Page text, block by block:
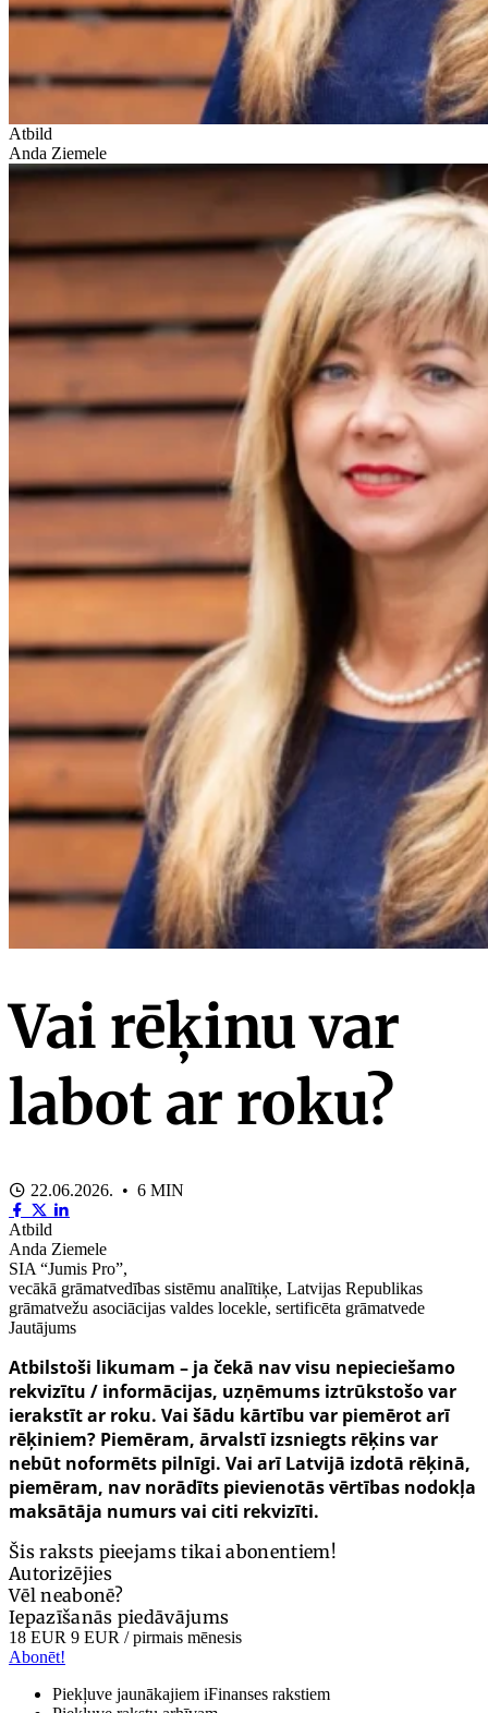
Atbild
Anda Ziemele
Vai rēķinu var
labot ar roku?
22.06.2026. • 6 MIN
Atbild
Anda Ziemele
SIA “Jumis Pro”,
vecākā grāmatvedības sistēmu analītiķe, Latvijas Republikas
grāmatvežu asociācijas valdes locekle, sertificēta grāmatvede
Jautājums
Atbilstoši likumam – ja čekā nav visu nepieciešamo
rekvizītu / informācijas, uzņēmums iztrūkstošo var
ierakstīt ar roku. Vai šādu kārtību var piemērot arī
rēķiniem? Piemēram, ārvalstī izsniegts rēķins var
nebūt noformēts pilnīgi. Vai arī Latvijā izdotā rēķinā,
piemēram, nav norādīts pievienotās vērtības nodokļa
maksātāja numurs vai citi rekvizīti.
Šis raksts pieejams tikai abonentiem!
Autorizējies
Vēl neabonē?
Iepazīšanās piedāvājums
18 EUR 9 EUR / pirmais mēnesis
Abonēt!
Piekļuve jaunākajiem iFinanses rakstiem